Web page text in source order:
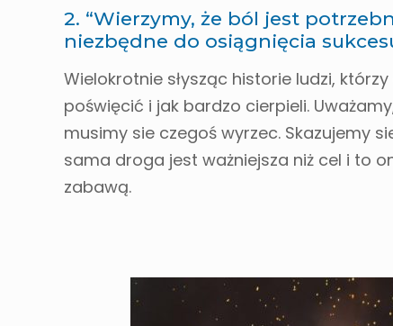
2. “Wierzymy, że ból jest
niezbędne do osiągnięcia
Wielokrotnie słysząc historie ludzi,
poświęcić i jak bardzo cierpieli.
musimy sie czegoś wyrzec. Skazujemy
sama droga jest ważniejsza niż cel i to
zabawą.